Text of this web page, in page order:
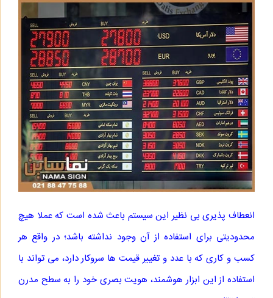
انعطاف‌ پذیری بی‌ نظیر این سیستم باعث شده است که عملا هیچ
محدودیتی برای استفاده از آن وجود نداشته باشد؛ در واقع هر
کسب‌ و کاری که با عدد و تغییر قیمت ها سروکار دارد، می‌ تواند با
استفاده از این ابزار هوشمند، هویت بصری خود را به سطح مدرن‌